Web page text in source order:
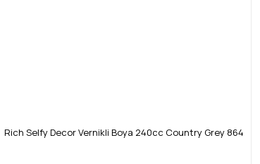
Rich Selfy Decor Vernikli Boya 240cc Country Grey 864